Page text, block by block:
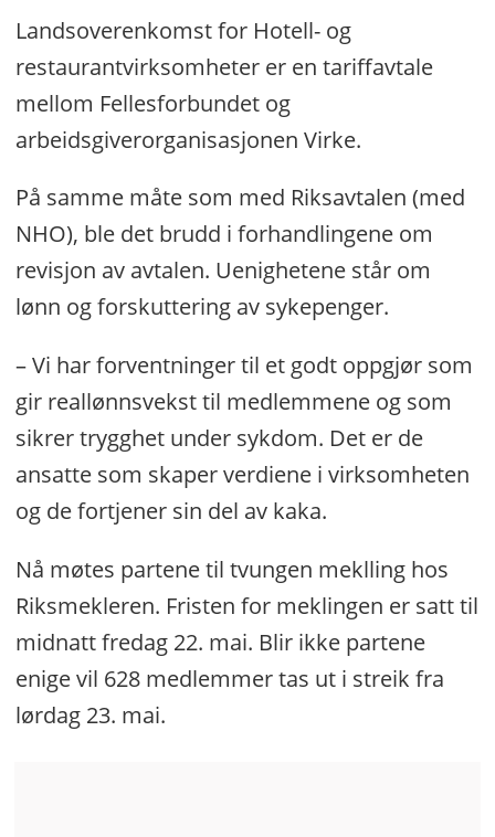
Landsoverenkomst for Hotell- og
restaurantvirksomheter er en tariffavtale
mellom Fellesforbundet og
arbeidsgiverorganisasjonen Virke.
På samme måte som med Riksavtalen (med
NHO), ble det brudd i forhandlingene om
revisjon av avtalen. Uenighetene står om
lønn og forskuttering av sykepenger.
– Vi har forventninger til et godt oppgjør som
gir reallønnsvekst til medlemmene og som
sikrer trygghet under sykdom. Det er de
ansatte som skaper verdiene i virksomheten
og de fortjener sin del av kaka.
Nå møtes partene til tvungen meklling hos
Riksmekleren. Fristen for meklingen er satt til
midnatt fredag 22. mai. Blir ikke partene
enige vil 628 medlemmer tas ut i streik fra
lørdag 23. mai.